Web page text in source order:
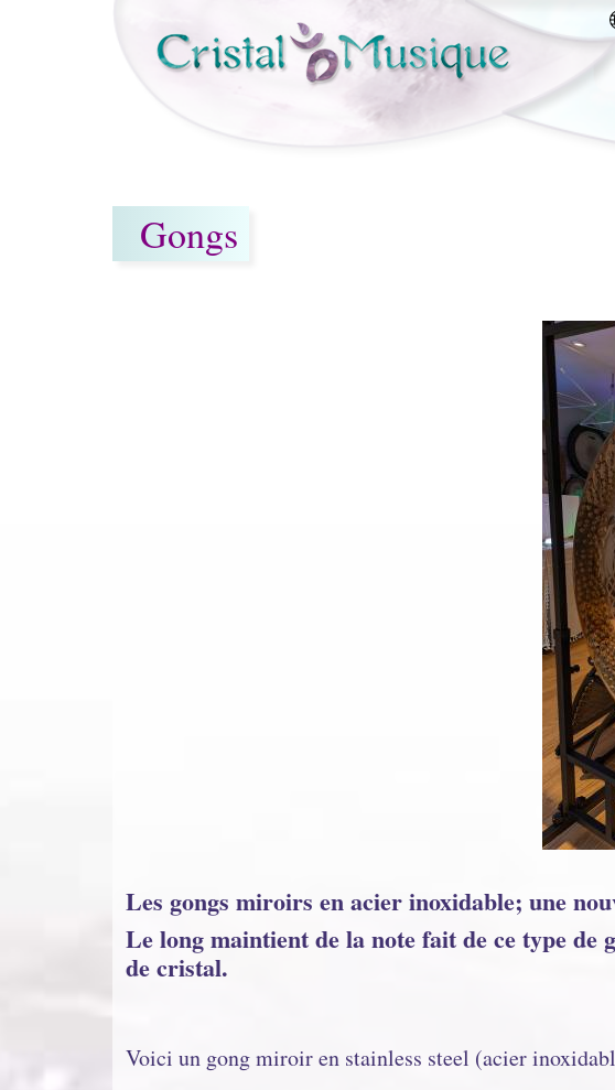
Gongs
Les gongs miroirs en acier inoxidable; une
Le long maintient de la note fait de ce type de
de cristal.
Voici un gong miroir en stainless steel (acier